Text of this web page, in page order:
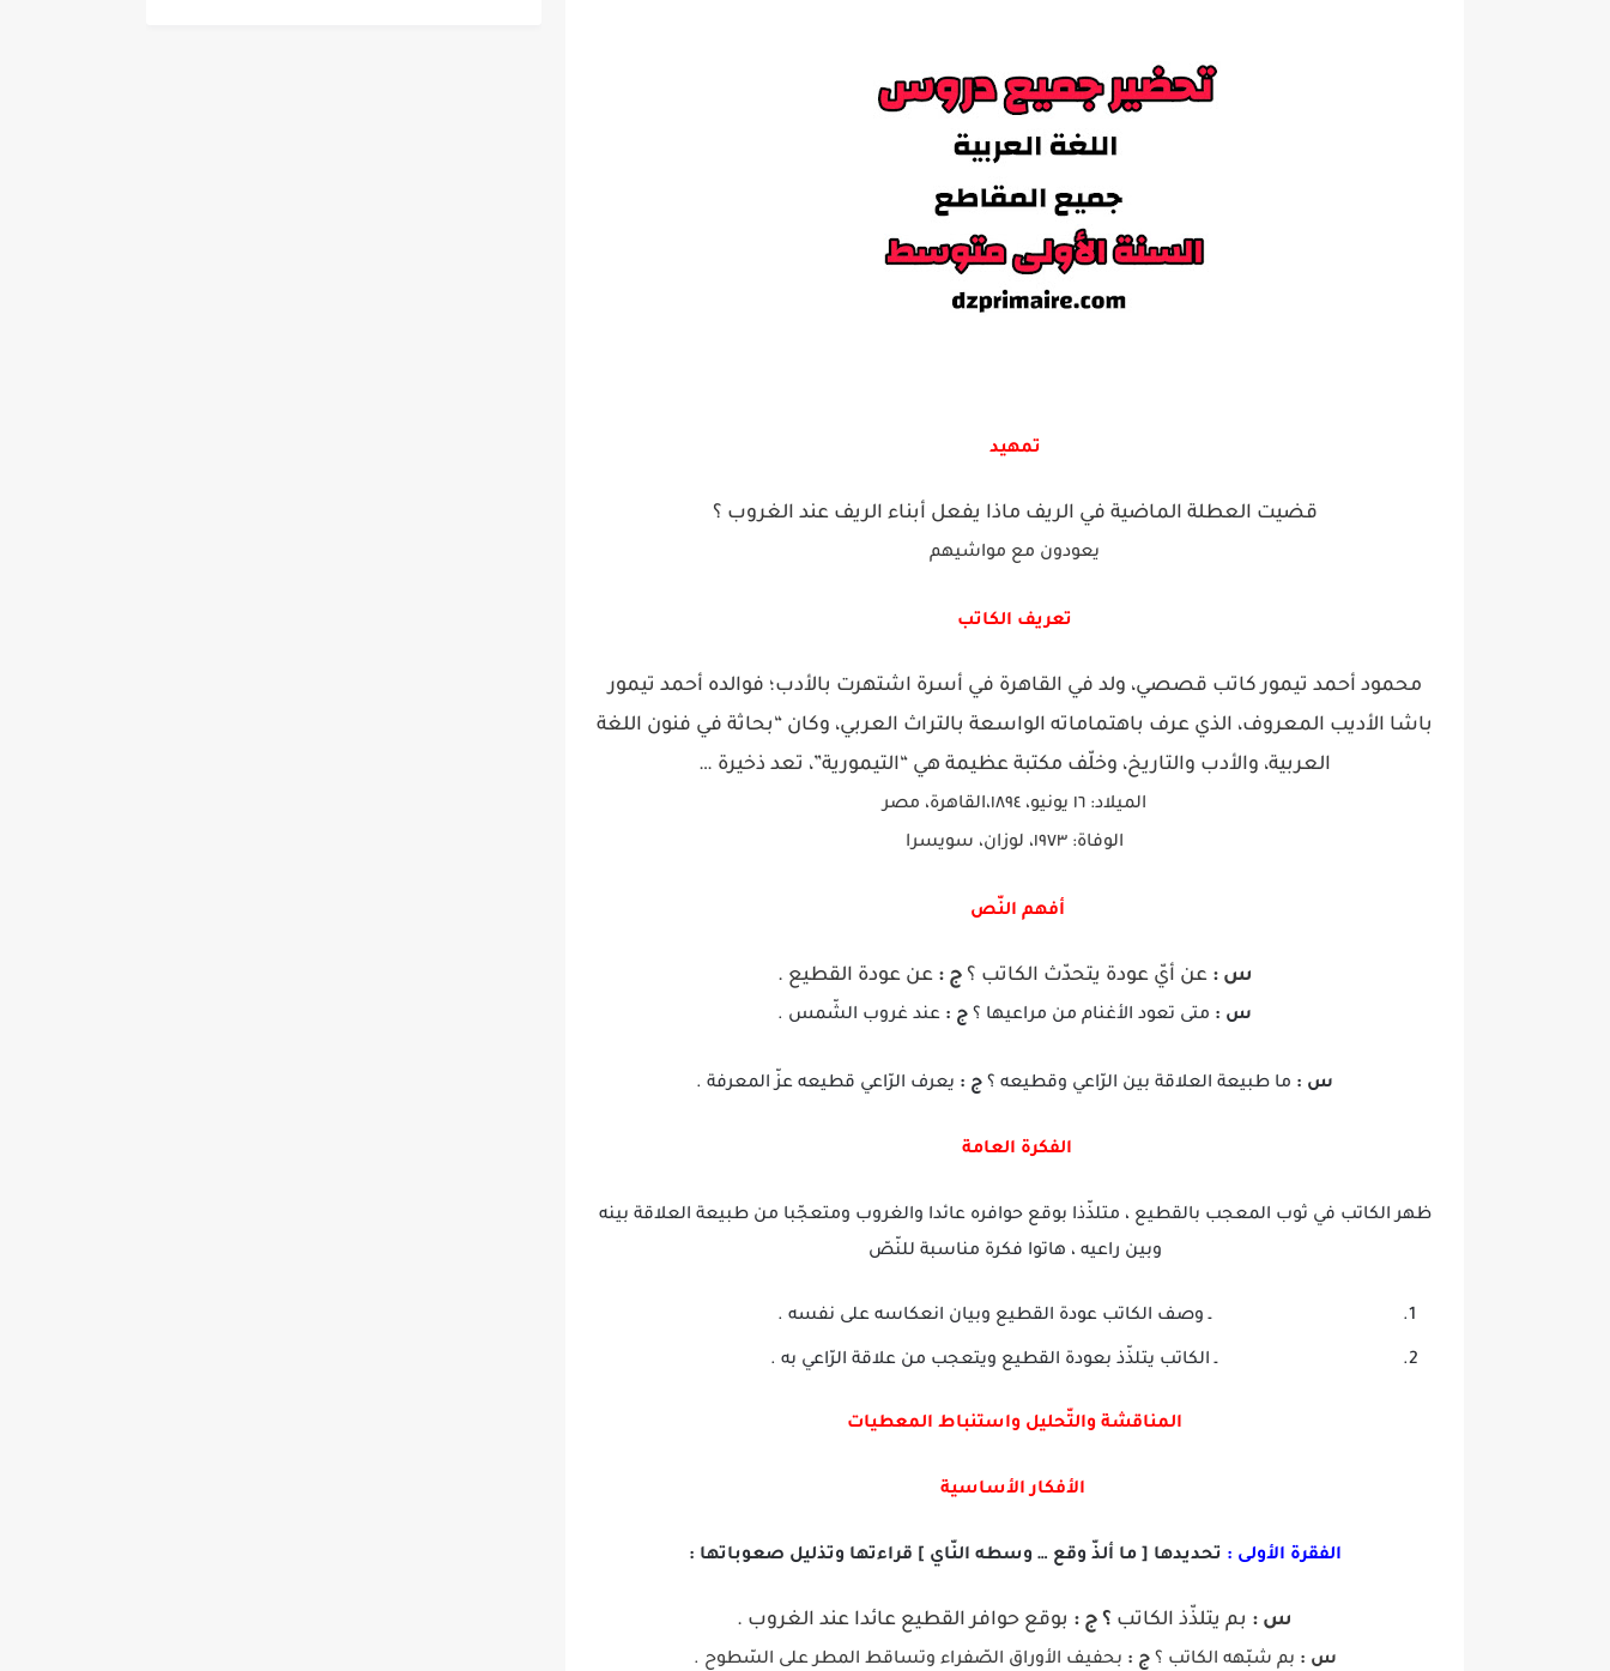
تمهيد
قضيت العطلة الماضية في الريف ماذا يفعل أبناء الريف عند الغروب ؟
يعودون مع مواشيهم
تعريف الكاتب
محمود أحمد تيمور كاتب قصصي، ولد في القاهرة في أسرة اشتهرت بالأدب؛ فوالده أحمد تيمور
باشا الأديب المعروف، الذي عرف باهتماماته الواسعة بالتراث العربي، وكان “بحاثة في فنون اللغة
العربية، والأدب والتاريخ، وخلّف مكتبة عظيمة هي “التيمورية”، تعد ذخيرة …
الميلاد: ١٦ يونيو، ١٨٩٤،القاهرة، مصر
الوفاة: ١٩٧٣، لوزان، سويسرا
أفهم النّص
س : عن أيّ عودة يتحدّث الكاتب ؟ ج : عن عودة القطيع .
س : متى تعود الأغنام من مراعيها ؟ ج : عند غروب الشّمس .
س : ما طبيعة العلاقة بين الرّاعي وقطيعه ؟ ج : يعرف الرّاعي قطيعه عزّ المعرفة .
الفكرة العامة
ظهر الكاتب في ثوب المعجب بالقطيع ، متلذّذا بوقع حوافره عائدا والغروب ومتعجّبا من طبيعة العلاقة بينه
وبين راعيه ، هاتوا فكرة مناسبة للنّصّ
ـ وصف الكاتب عودة القطيع وبيان انعكاسه على نفسه .
ـ الكاتب يتلذّذ بعودة القطيع ويتعجب من علاقة الرّاعي به .
المناقشة والتّحليل واستنباط المعطيات
الأفكار الأساسية
الفقرة الأولى : تحديدها [ ما ألذّ وقع … وسطه النّاي ] قراءتها وتذليل صعوباتها :
س : بم يتلذّذ الكاتب ؟ ج : بوقع حوافر القطيع عائدا عند الغروب .
س : بم شبّهه الكاتب ؟ج : بحفيف الأوراق الصّفراء وتساقط المطر على السّطوح .